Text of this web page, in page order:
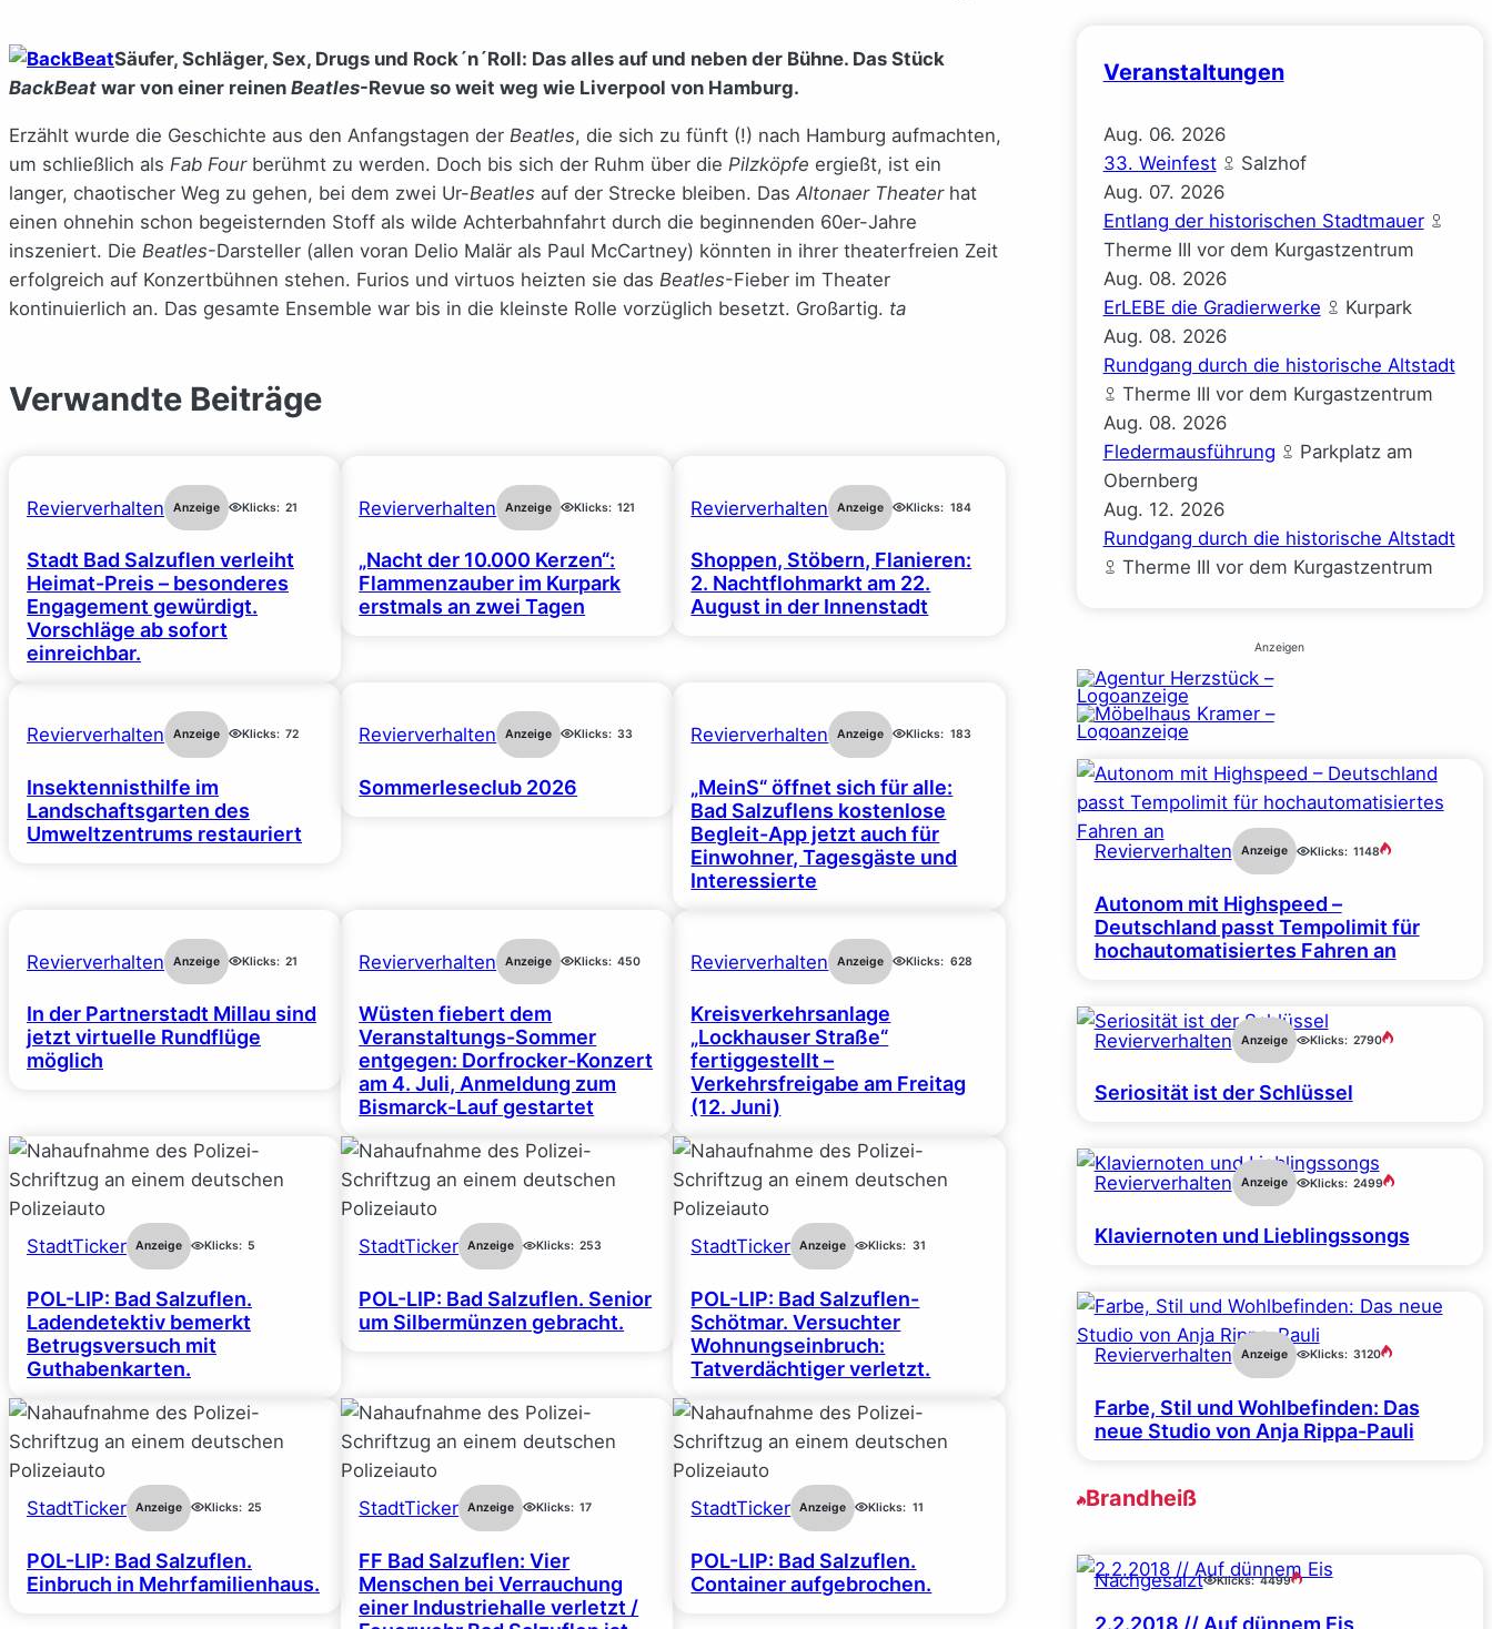
Säufer, Schläger, Sex, Drugs und Rock´n´Roll: Das alles auf und neben der Bühne. Das Stück
BackBeat war von einer reinen Beatles-Revue so weit weg wie Liverpool von Hamburg.
Erzählt wurde die Geschichte aus den Anfangstagen der Beatles, die sich zu fünft (!) nach Hamburg aufmachten,
um schließlich als Fab Fourberühmt zu werden. Doch bis sich der Ruhm über die Pilzköpfe ergießt, ist ein
langer, chaotischer Weg zu gehen, bei dem zwei Ur-Beatles auf der Strecke bleiben. Das Altonaer Theaterhat
einen ohnehin schon begeisternden Stoff als wilde Achterbahnfahrt durch die beginnenden 60er-Jahre
inszeniert. Die Beatles-Darsteller (allen voran Delio Malär als Paul McCartney) könnten in ihrer theaterfreien Zeit
erfolgreich auf Konzertbühnen stehen. Furios und virtuos heizten sie das Beatles-Fieber im Theater
kontinuierlich an. Das gesamte Ensemble war bis in die kleinste Rolle vorzüglich besetzt. Großartig. ta
Verwandte Beiträge
Revierverhalten Anzeige Klicks: 21
Stadt Bad Salzuflen verleiht
Heimat-Preis – besonderes
Engagement gewürdigt.
Vorschläge ab sofort
einreichbar.
Revierverhalten Anzeige Klicks: 121
„Nacht der 10.000 Kerzen“:
Flammenzauber im Kurpark
erstmals an zwei Tagen
Revierverhalten Anzeige Klicks: 184
Shoppen, Stöbern, Flanieren:
2. Nachtflohmarkt am 22.
August in der Innenstadt
Revierverhalten Anzeige Klicks: 72
Insektennisthilfe im
Landschaftsgarten des
Umweltzentrums restauriert
Revierverhalten Anzeige Klicks: 33
Sommerleseclub 2026
Revierverhalten Anzeige Klicks: 183
„MeinS“ öffnet sich für alle:
Bad Salzuflens kostenlose
Begleit-App jetzt auch für
Einwohner, Tagesgäste und
Interessierte
Revierverhalten Anzeige Klicks: 21
In der Partnerstadt Millau sind
jetzt virtuelle Rundflüge
möglich
Revierverhalten Anzeige Klicks: 450
Wüsten fiebert dem
Veranstaltungs-Sommer
entgegen: Dorfrocker-Konzert
am 4. Juli, Anmeldung zum
Bismarck-Lauf gestartet
Revierverhalten Anzeige Klicks: 628
Kreisverkehrsanlage
„Lockhauser Straße“
fertiggestellt –
Verkehrsfreigabe am Freitag
(12. Juni)
StadtTicker Anzeige Klicks: 5
POL-LIP: Bad Salzuflen.
Ladendetektiv bemerkt
Betrugsversuch mit
Guthabenkarten.
StadtTicker Anzeige Klicks: 253
POL-LIP: Bad Salzuflen. Senior
um Silbermünzen gebracht.
StadtTicker Anzeige Klicks: 31
POL-LIP: Bad Salzuflen-
Schötmar. Versuchter
Wohnungseinbruch:
Tatverdächtiger verletzt.
StadtTicker Anzeige Klicks: 25
POL-LIP: Bad Salzuflen.
Einbruch in Mehrfamilienhaus.
StadtTicker Anzeige Klicks: 17
FF Bad Salzuflen: Vier
Menschen bei Verrauchung
einer Industriehalle verletzt /
StadtTicker Anzeige Klicks: 11
POL-LIP: Bad Salzuflen.
Container aufgebrochen.
Veranstaltungen
Aug. 06. 2026
33. Weinfest
Salzhof
Aug. 07. 2026
Entlang der historischen Stadtmauer
Therme III vor dem Kurgastzentrum
Aug. 08. 2026
ErLEBE die Gradierwerke
Kurpark
Aug. 08. 2026
Rundgang durch die historische Altstadt
Therme III vor dem Kurgastzentrum
Aug. 08. 2026
Fledermausführung
Parkplatz am
Obernberg
Aug. 12. 2026
Rundgang durch die historische Altstadt
Therme III vor dem Kurgastzentrum
Anzeigen
Revierverhalten Anzeige Klicks: 1148
Autonom mit Highspeed –
Deutschland passt Tempolimit für
hochautomatisiertes Fahren an
Revierverhalten Anzeige Klicks: 2790
Seriosität ist der Schlüssel
Revierverhalten Anzeige Klicks: 2499
Klaviernoten und Lieblingssongs
Revierverhalten Anzeige Klicks: 3120
Farbe, Stil und Wohlbefinden: Das
neue Studio von Anja Rippa-Pauli
Brandheiß
Nachgesalzt Klicks: 4499
2.2.2018 // Auf dünnem Eis